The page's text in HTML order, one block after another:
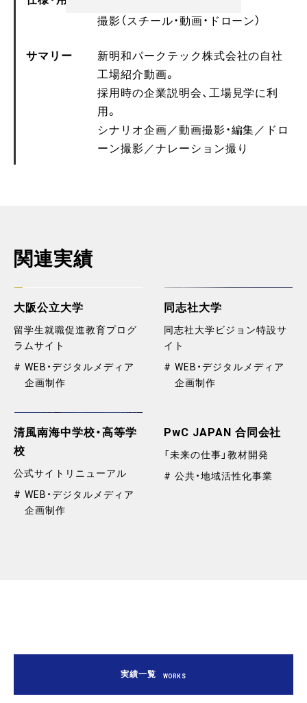
撮影（スチール・動画・ドローン）
サマリー
新明和パークテック株式会社の自社
工場紹介動画。
採用時の企業説明会、工場見学に利
用。
シナリオ企画／動画撮影・編集／ドロ
ーン撮影／ナレーション撮り
関連実績
大阪公立大学
留学生就職促進教育プログ
ラムサイト
WEB・デジタルメディア
企画制作
同志社大学
同志社大学ビジョン特設サ
イト
WEB・デジタルメディア
企画制作
清風南海中学校・高等学
校
公式サイトリニューアル
WEB・デジタルメディア
企画制作
PwC JAPAN 合同会社
「未来の仕事」教材開発
公共・地域活性化事業
実績一覧 WORKS